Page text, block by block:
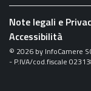
Note legali e
Accessibilità
© 2026 by InfoCamere
- P.IVA/cod.fiscale